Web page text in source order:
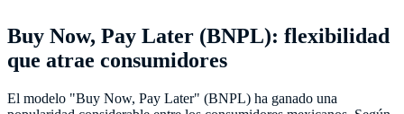
Buy Now, Pay Later (BNPL): flexibilidad
que atrae consumidores
El modelo "Buy Now, Pay Later" (BNPL) ha ganado una